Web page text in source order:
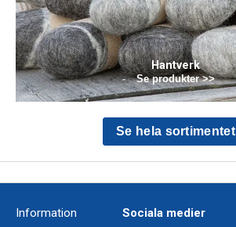
Hantverk
Se produkter >>
Se hela sortimentet
Information Sociala medier